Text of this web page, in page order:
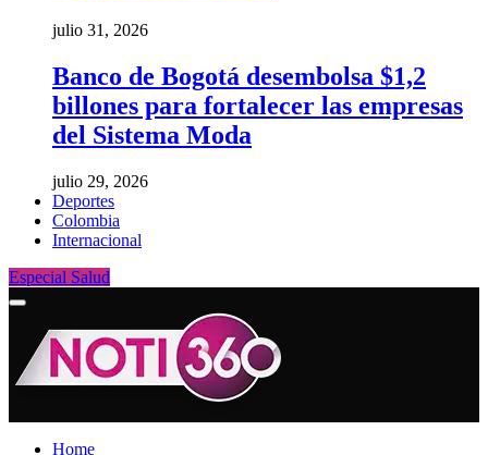
julio 31, 2026
Banco de Bogotá desembolsa $1,2
billones para fortalecer las empresas
del Sistema Moda
julio 29, 2026
Deportes
Colombia
Internacional
Especial Salud
Home